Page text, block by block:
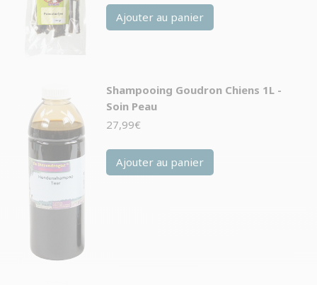
Ajouter au panier
Shampooing Goudron Chiens 1L -
Soin Peau
27,99€
Ajouter au panier